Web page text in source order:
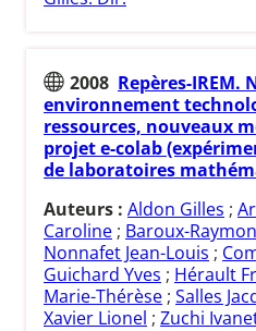
2008 Repères-IREM.
environnement
ressources, nouveaux
projet e-colab
de laboratoires
Auteurs : Aldon Gilles ;
Caroline ; Baroux-
Nonnafet Jean-Louis ;
Guichard Yves ; Hérault
Marie-Thérèse ; Salles
Xavier Lionel ; Zuchi